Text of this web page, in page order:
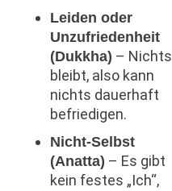
Leiden oder
Unzufriedenheit
(Dukkha) – Nichts
bleibt, also kann
nichts dauerhaft
befriedigen.
Nicht-Selbst
(Anatta) – Es gibt
kein festes „Ich“,